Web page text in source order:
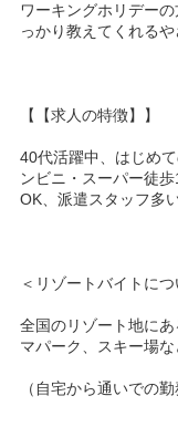
ワーキングホリデー
っかり教えてくれるや
【【求人の特徴】】
40代活躍中、はじめ
ンビニ・スーパー徒
OK、派遣スタッフ多
＜リゾートバイトにつ
全国のリゾート地に
マパーク、スキー場
（自宅から通いでの